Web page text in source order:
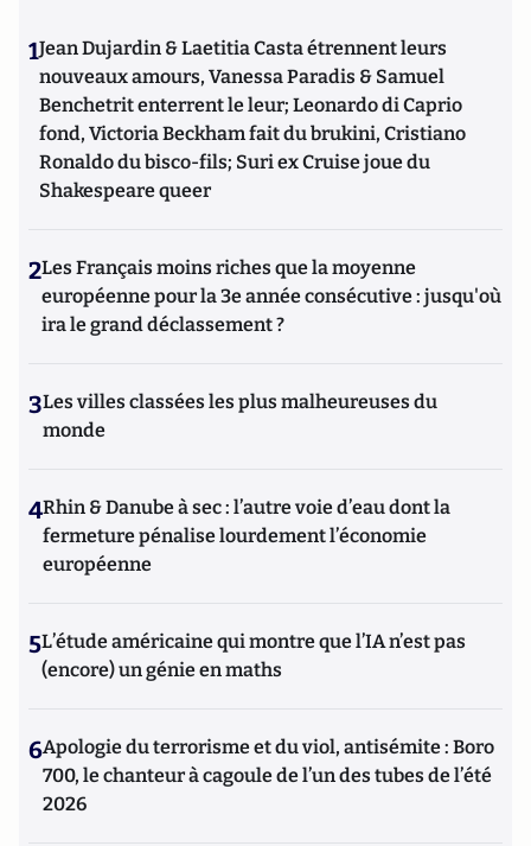
1Jean Dujardin & Laetitia Casta étrennent leurs
nouveaux amours, Vanessa Paradis & Samuel
Benchetrit enterrent le leur; Leonardo di Caprio
fond, Victoria Beckham fait du brukini, Cristiano
Ronaldo du bisco-fils; Suri ex Cruise joue du
Shakespeare queer
2Les Français moins riches que la moyenne
européenne pour la 3e année consécutive : jusqu'où
ira le grand déclassement ?
3Les villes classées les plus malheureuses du
monde
4Rhin & Danube à sec : l’autre voie d’eau dont la
fermeture pénalise lourdement l’économie
européenne
5L’étude américaine qui montre que l’IA n’est pas
(encore) un génie en maths
6Apologie du terrorisme et du viol, antisémite : Boro
700, le chanteur à cagoule de l’un des tubes de l’été
2026